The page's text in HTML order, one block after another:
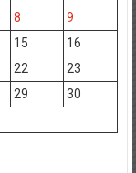
8
9
15
16
22
23
29
30